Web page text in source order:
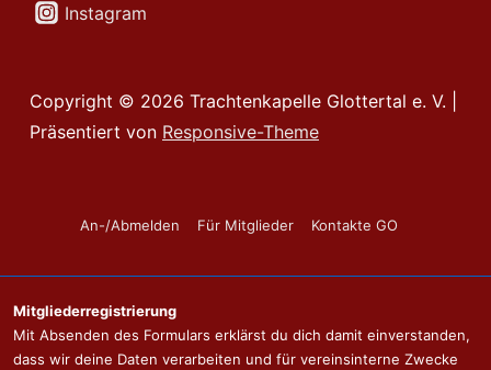
Instagram
Copyright © 2026 Trachtenkapelle Glottertal e. V.
Präsentiert von Responsive-Theme
Footer-
An-/Abmelden Für Mitglieder Kontakte GO
Mitgliederregistrierung
Mit Absenden des Formulars erklärst du dich damit einverstanden,
dass wir deine Daten verarbeiten und für vereinsinterne Zwecke